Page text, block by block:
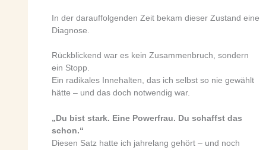
In der darauffolgenden Zeit bekam dieser Zustand eine
Diagnose.
Rückblickend war es kein Zusammenbruch, sondern
ein Stopp.
Ein radikales Innehalten, das ich selbst so nie gewählt
hätte – und das doch notwendig war.
„Du bist stark. Eine Powerfrau. Du schaffst das
schon.“
Diesen Satz hatte ich jahrelang gehört – und noch